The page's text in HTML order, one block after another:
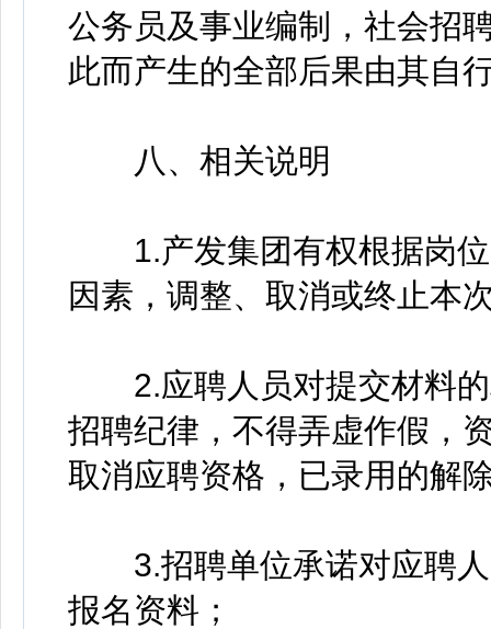
公务员及事业编制，社会招
此而产生的全部后果由其自
八、相关说明
1.产发集团有权根据岗位
因素，调整、取消或终止本
2.应聘人员对提交材料的
招聘纪律，不得弄虚作假，
取消应聘资格，已录用的解
3.招聘单位承诺对应聘人
报名资料；